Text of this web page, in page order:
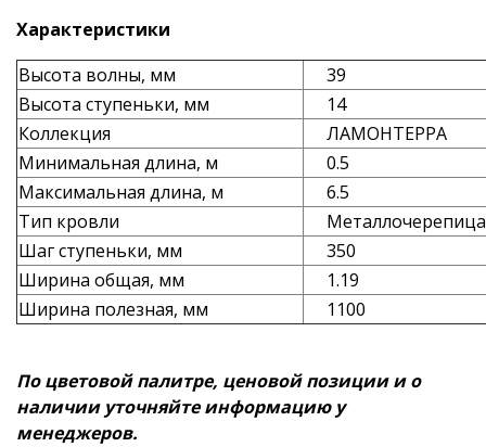
Характеристики
Высота волны, мм
39
Высота ступеньки, мм
14
Коллекция
ЛАМОНТЕРРА
Минимальная длина, м
0.5
Максимальная длина, м
6.5
Тип кровли
Металлочерепица
Шаг ступеньки, мм
350
Ширина общая, мм
1.19
Ширина полезная, мм
1100
По цветовой палитре, ценовой позиции и о
наличии уточняйте информацию у
менеджеров.